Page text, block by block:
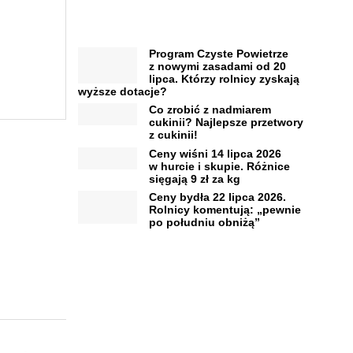
Program Czyste Powietrze
z nowymi zasadami od 20
lipca. Którzy rolnicy zyskają
wyższe dotacje?
Co zrobić z nadmiarem
cukinii? Najlepsze przetwory
z cukinii!
Ceny wiśni 14 lipca 2026
w hurcie i skupie. Różnice
sięgają 9 zł za kg
Ceny bydła 22 lipca 2026.
Rolnicy komentują: „pewnie
po południu obniżą”